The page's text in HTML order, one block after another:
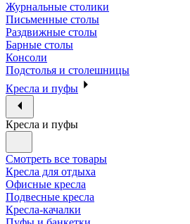
Журнальные столики
Письменные столы
Раздвижные столы
Барные столы
Консоли
Подстолья и столешницы
Кресла и пуфы
Кресла и пуфы
Смотреть все товары
Кресла для отдыха
Офисные кресла
Подвесные кресла
Кресла-качалки